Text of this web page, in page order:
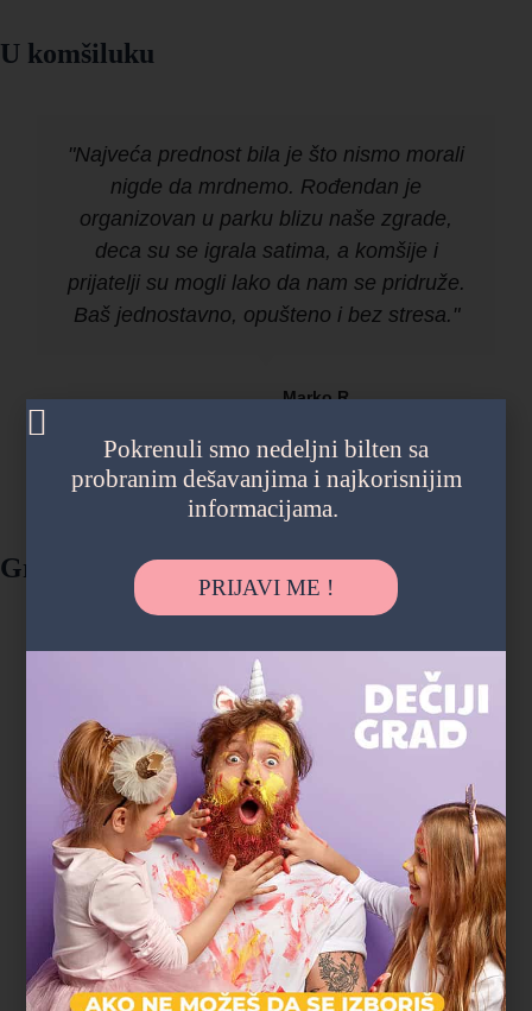
Gradski parkovi i šume
"Deca su satima trčala, istraživala i igrala
se, a čim smo stigli kući su popadali od
umora. Ovo je bio najopušteniji rođendan
koji pamtimo."
Magdalena P.
Zvezdara
U komšiluku
"Najveća prednost bila je što nismo morali
nigde da mrdnemo. Rođendan je
organizovan u parku blizu naše zgrade,
deca su se igrala satima, a komšije i
prijatelji su mogli lako da nam se pridruže.
Baš jednostavno, opušteno i bez stresa."
Marko R.
Pokrenuli smo nedeljni bilten sa
probranim dešavanjima i najkorisnijim
informacijama.
PRIJAVI ME !